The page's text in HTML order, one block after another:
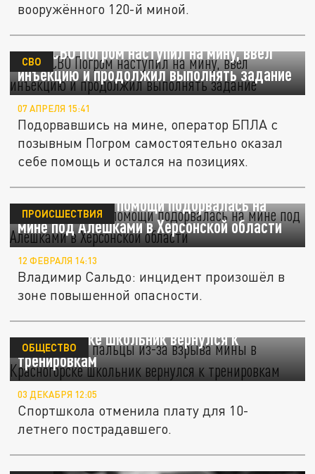
вооружённого 120-й миной.
Боец СВО Погром наступил на мину, ввел
инъекцию и продолжил выполнять задание
СВО
07 АПРЕЛЯ 15:41
Подорвавшись на мине, оператор БПЛА с
позывным Погром самостоятельно оказал
себе помощь и остался на позициях.
Машина скорой помощи подорвалась на
мине под Алёшками в Херсонской области
ПРОИСШЕСТВИЯ
12 ФЕВРАЛЯ 14:13
Владимир Сальдо: инцидент произошёл в
зоне повышенной опасности.
Потерявший пальцы из-за взрыва мины в
Красногорске школьник вернулся к
тренировкам
ОБЩЕСТВО
03 ДЕКАБРЯ 12:05
Спортшкола отменила плату для 10-
летнего пострадавшего.